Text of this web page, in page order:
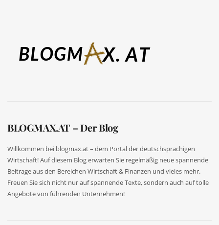
BLOGMAX.AT – Der Blog
Willkommen bei blogmax.at – dem Portal der deutschsprachigen
Wirtschaft! Auf diesem Blog erwarten Sie regelmäßig neue spannende
Beitrage aus den Bereichen Wirtschaft & Finanzen und vieles mehr.
Freuen Sie sich nicht nur auf spannende Texte, sondern auch auf tolle
Angebote von führenden Unternehmen!